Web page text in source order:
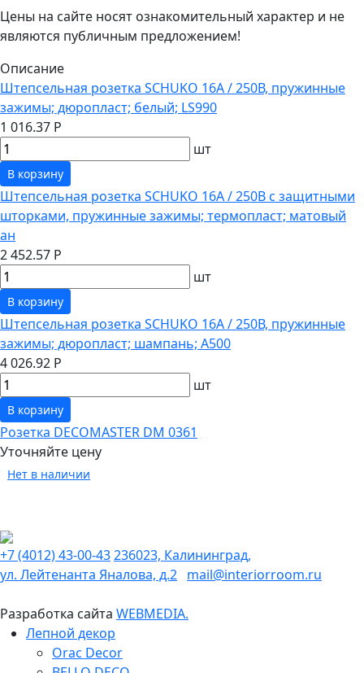
Цены на сайте носят ознакомительный характер и не
являются публичным предложением!
Описание
Штепсельная розетка SCHUKO 16А / 250В, пружинные
зажимы; дюропласт; белый; LS990
1 016.37 Р
шт
В корзину
Штепсельная розетка SCHUKO 16А / 250В с защитными
шторками, пружинные зажимы; термопласт; матовый
ан
2 452.57 Р
шт
В корзину
Штепсельная розетка SCHUKO 16А / 250В, пружинные
зажимы; дюропласт; шампань; A500
4 026.92 Р
шт
В корзину
Розетка DECOMASTER DM 0361
Уточняйте цену
Нет в наличии
+7 (4012) 43-00-43236023, Калининград,
ул. Лейтенанта Яналова, д.2 mail@interiorroom.ru
Разработка сайта WEBMEDIA.
Лепной декор
Orac Decor